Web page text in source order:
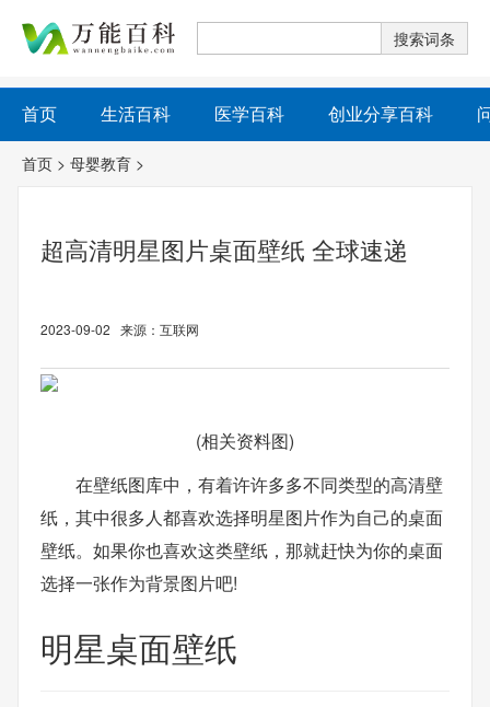
首页 生活百科 医学百科 创业分享百科
首页 > 母婴教育 >
超高清明星图片桌面壁纸 全球速递
2023-09-02 来源：互联网
(相关资料图)
在壁纸图库中，有着许许多多不同类型的高清壁
纸，其中很多人都喜欢选择明星图片作为自己的桌面
壁纸。如果你也喜欢这类壁纸，那就赶快为你的桌面
选择一张作为背景图片吧!
明星桌面壁纸